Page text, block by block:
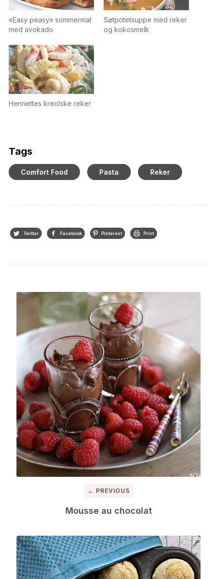
«Easy peasy» sommermat
med avokado
Søtpotetsuppe med reker
og kokosmelk
Henriettes kreolske reker
Tags
Comfort Food Pasta Reker
Twitter Facebook Pinterest Print
← PREVIOUS
Mousse au chocolat